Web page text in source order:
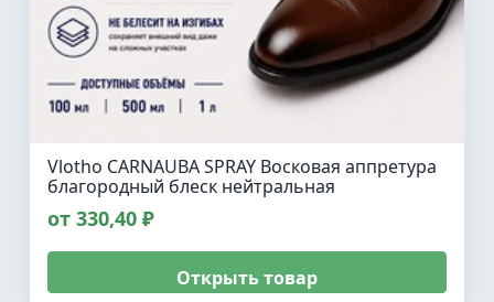
Vlotho CARNAUBA SPRAY Восковая аппретура
благородный блеск нейтральная
от 330,40 ₽
Открыть товар